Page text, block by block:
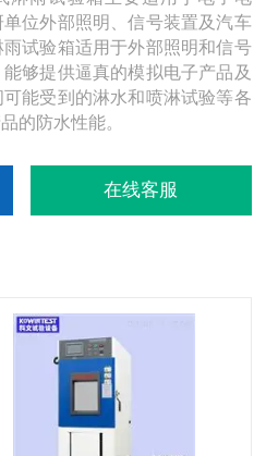
位外部照明、信号装置及汽车
试验箱适用于外部照明和信号
够提供逼真的模拟电子产品及
能受到的淋水和喷淋试验等各
的防水性能。
在线客服